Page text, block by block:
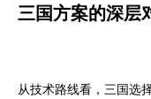
三国方案的深层
从技术路线看，三国选